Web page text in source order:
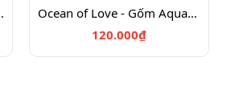
Ocean of Love - Gốm AquaGarden
120.000₫